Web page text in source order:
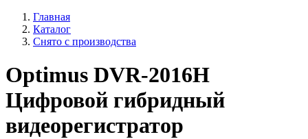
Главная
Каталог
Снято с производства
Optimus DVR-2016H
Цифровой гибридный
видеорегистратор